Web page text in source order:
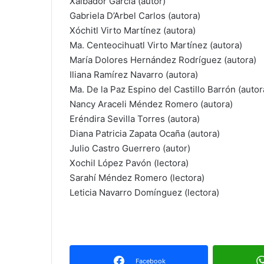
Gabriela D’Arbel Carlos (autora)
Xóchitl Virto Martínez (autora)
Ma. Centeocihuatl Virto Martínez (autora)
María Dolores Hernández Rodríguez (autora)
Iliana Ramírez Navarro (autora)
Ma. De la Paz Espino del Castillo Barrón
Nancy Araceli Méndez Romero (autora)
Eréndira Sevilla Torres (autora)
Diana Patricia Zapata Ocaña (autora)
Julio Castro Guerrero (autor)
Xochil López Pavón (lectora)
Sarahí Méndez Romero (lectora)
Leticia Navarro Domínguez (lectora)
Facebook